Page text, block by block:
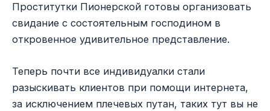
Проститутки Пионерской готовы организовать
свидание с состоятельным господином в
откровенное удивительное представление.
Теперь почти все индивидуалки стали
разыскивать клиентов при помощи интернета,
за исключением плечевых путан, таких тут вы не